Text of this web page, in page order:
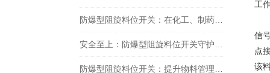
工
信
点
该